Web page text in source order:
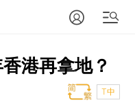
港再拿地？
T中